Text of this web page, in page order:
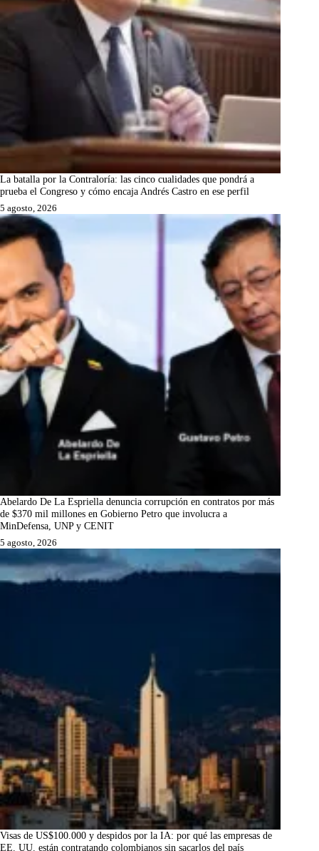
La batalla por la Contraloría: las cinco cualidades que pondrá a
prueba el Congreso y cómo encaja Andrés Castro en ese perfil
5 agosto, 2026
Abelardo De La Espriella denuncia corrupción en contratos por más
de $370 mil millones en Gobierno Petro que involucra a
MinDefensa, UNP y CENIT
5 agosto, 2026
Visas de US$100.000 y despidos por la IA: por qué las empresas de
EE. UU. están contratando colombianos sin sacarlos del país